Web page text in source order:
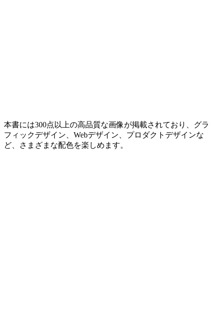
本書には300点以上の高品質な画像が掲載されており、グラ
フィックデザイン、Webデザイン、プロダクトデザインな
ど、さまざまな配色を楽しめます。